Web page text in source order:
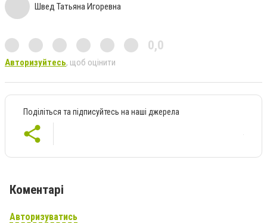
Швед Татьяна Игоревна
0,0
Авторизуйтесь, щоб оцінити
Поділіться та підписуйтесь на наші джерела
Коментарі
Авторизуватись